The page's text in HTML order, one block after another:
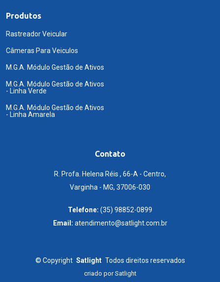
Produtos
Rastreador Veicular
Câmeras Para Veiculos
M.G.A. Módulo Gestão de Ativos
M.G.A. Módulo Gestão de Ativos
- Linha Verde
M.G.A. Módulo Gestão de Ativos
- Linha Amarela
Contato
R. Profa. Helena Réis , 66-A - Centro,
Varginha - MG, 37006-030
Telefone: (35) 98852-0899
Email: atendimento@satlight.com.br
© Copyright Satlight Todos direitos reservados
criado porSatlight